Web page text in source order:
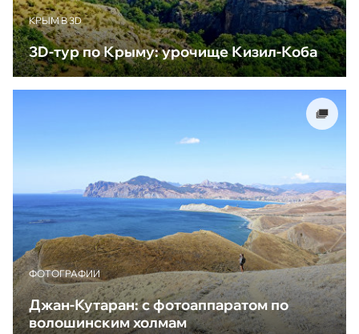
КРЫМ В 3D
3D-тур по Крыму: урочище Кизил-Коба
ФОТОГРАФИИ
Джан-Кутаран: с фотоаппаратом по
волошинским холмам